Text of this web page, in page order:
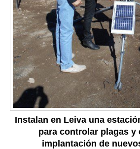
Instalan en Leiva una
para controlar plagas y
implantación de